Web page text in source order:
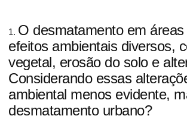
O desmatamento em
efeitos ambientais diversos,
vegetal, erosão do solo e
Considerando essas
ambiental menos evidente,
desmatamento urbano?